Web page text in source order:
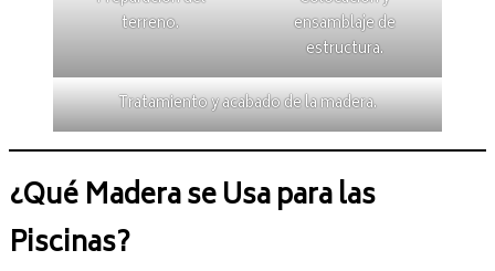
terreno.
ensamblaje de
estructura.
Tratamiento y acabado de la madera.
¿Qué Madera se Usa para las
Piscinas?